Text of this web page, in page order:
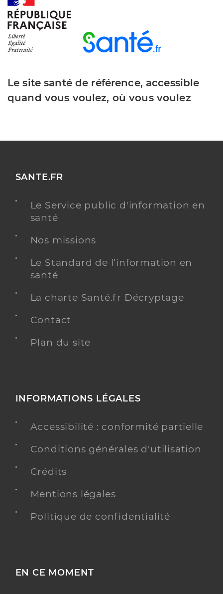
Le site santé de référence, accessible
quand vous voulez, où vous voulez
SANTE.FR
Le Service public d'information en
santé
Nos missions
Le Standard de l’information en
santé
La charte Santé.fr Décryptage
Contact
Plan du site
INFORMATIONS LÉGALES
Accessibilité : conformité partielle
Conditions générales d'utilisation
Crédits
Mentions légales
Politique de confidentialité
EN CE MOMENT